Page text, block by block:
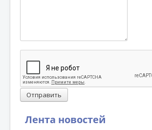
Лента новостей
Отправить